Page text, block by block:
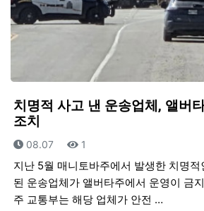
치명적 사고 낸 운송업체, 앨버
조치
등록일
08.07 조회
1
지난 5월 매니토바주에서 발생한 치명
된 운송업체가 앨버타주에서 운영이 금
주 교통부는 해당 업체가 안전 …